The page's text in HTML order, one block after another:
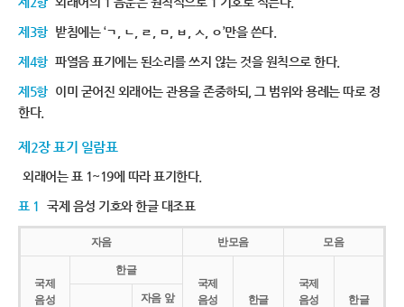
제3항 받침에는 ‘ㄱ, ㄴ, ㄹ, ㅁ, ㅂ, ㅅ, ㅇ’만을 쓴다.
제4항 파열음 표기에는 된소리를 쓰지 않는 것을 원칙으로 한다.
제5항 이미 굳어진 외래어는 관용을 존중하되, 그 범위와 용례는 따로 정
한다.
제2장 표기 일람표
외래어는 표 1~19에 따라 표기한다.
표 1 국제 음성 기호와 한글 대조표
자음 반모음 모음
국제
음성
한글
국제
음성
한글
국제
음성
한글
자음 앞